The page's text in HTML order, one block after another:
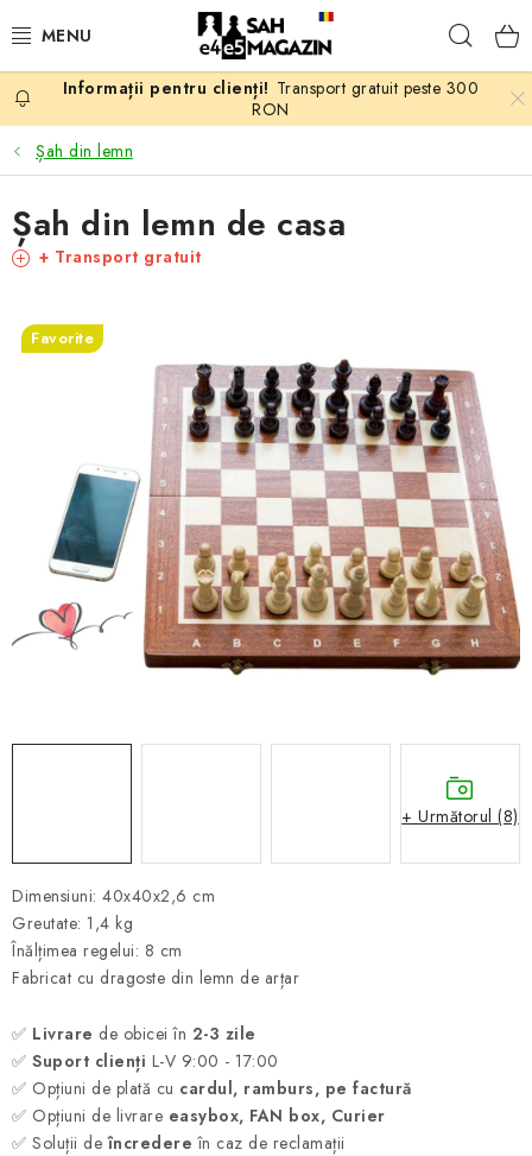
PROMOTII
ȘAH
PIESE DE ȘAH
CEAS DE ȘAH
ANTICARIAT
ȘAH ONLINE
CADOURI
Transport gratuit peste 300
RON
Șah din lemn
Dimensiuni: 40x40x2,6 cm
Greutate: 1,4 kg
Înălțimea regelui: 8 cm
Fabricat cu dragoste din lemn de arțar
✅ Livrare de obicei în 2-3 zile
✅ Suport clienți L-V 9:00 - 17:00
✅ Opțiuni de plată cu cardul, ramburs, pe factură
✅ Opțiuni de livrare easybox, FAN box, Curier
✅ Soluții deîncredere în caz de reclamații
Șah din lemn de casa
+ Transport gratuit
Favorite
+ Următorul (8)